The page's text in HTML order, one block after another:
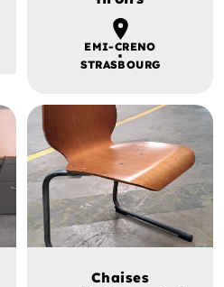
EMI-CRENO
STRASBOURG
Chaises